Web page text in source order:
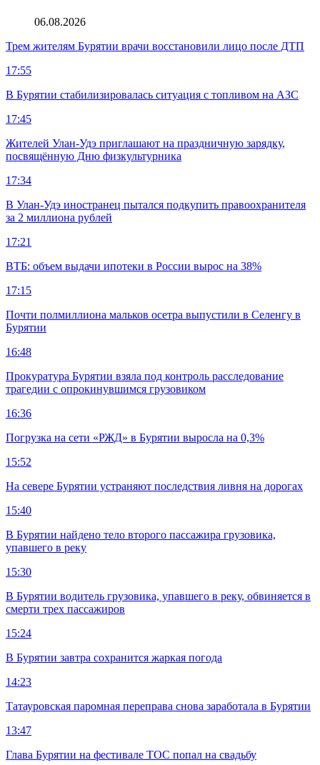
06.08.2026
Трем жителям Бурятии врачи восстановили лицо после ДТП
17:55
В Бурятии стабилизировалась ситуация с топливом на АЗС
17:45
Жителей Улан-Удэ приглашают на праздничную зарядку,
посвящённую Дню физкультурника
17:34
В Улан-Удэ иностранец пытался подкупить правоохранителя
за 2 миллиона рублей
17:21
ВТБ: объем выдачи ипотеки в России вырос на 38%
17:15
Почти полмиллиона мальков осетра выпустили в Селенгу в
Бурятии
16:48
Прокуратура Бурятии взяла под контроль расследование
трагедии с опрокинувшимся грузовиком
16:36
Погрузка на сети «РЖД» в Бурятии выросла на 0,3%
15:52
На севере Бурятии устраняют последствия ливня на дорогах
15:40
В Бурятии найдено тело второго пассажира грузовика,
упавшего в реку
15:30
В Бурятии водитель грузовика, упавшего в реку, обвиняется в
смерти трех пассажиров
15:24
В Бурятии завтра сохранится жаркая погода
14:23
Татауровская паромная переправа снова заработала в Бурятии
13:47
Глава Бурятии на фестивале ТОС попал на свадьбу